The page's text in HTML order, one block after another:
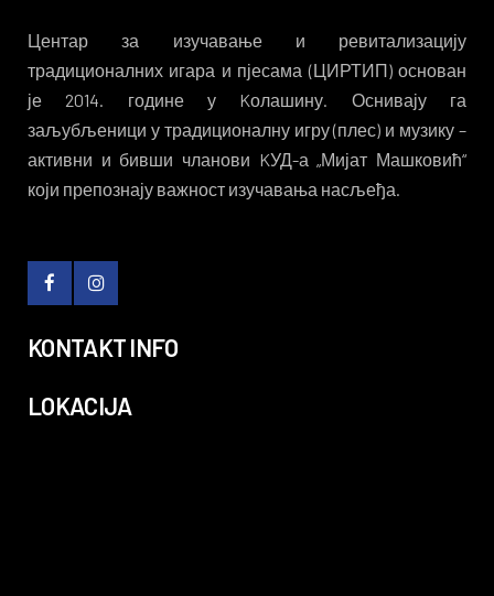
Центар за изучавање и ревитализацију
традиционалних игара и пјесама (ЦИРТИП) основан
је 2014. године у Kолашину. Оснивају га
заљубљеници у традиционалну игру (плес) и музику –
активни и бивши чланови KУД-а „Мијат Машковић“
који препознају важност изучавања насљеђа.
KONTAKT INFO
LOKACIJA